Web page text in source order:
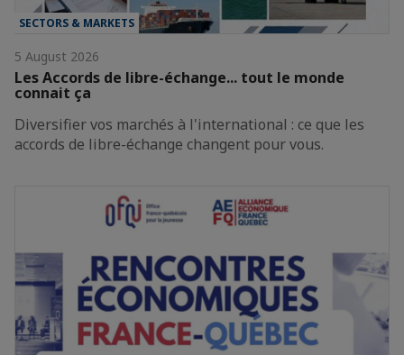
SECTORS & MARKETS
5 August 2026
Les Accords de libre-échange... tout le monde
connait ça
Diversifier vos marchés à l'international : ce que les
accords de libre-échange changent pour vous.